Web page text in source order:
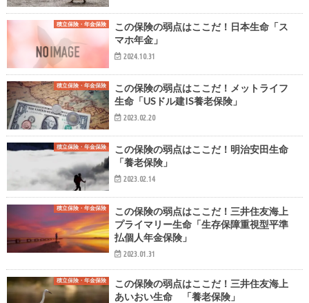
積立保険・年金保険
この保険の弱点はここだ！日本生命「ス
マホ年金」
2024.10.31
積立保険・年金保険
この保険の弱点はここだ！メットライフ
生命「USドル建IS養老保険」
2023.02.20
積立保険・年金保険
この保険の弱点はここだ！明治安田生命
「養老保険」
2023.02.14
積立保険・年金保険
この保険の弱点はここだ！三井住友海上
プライマリー生命「生存保障重視型平準
払個人年金保険」
2023.01.31
積立保険・年金保険
この保険の弱点はここだ！三井住友海上
あいおい生命 「養老保険」